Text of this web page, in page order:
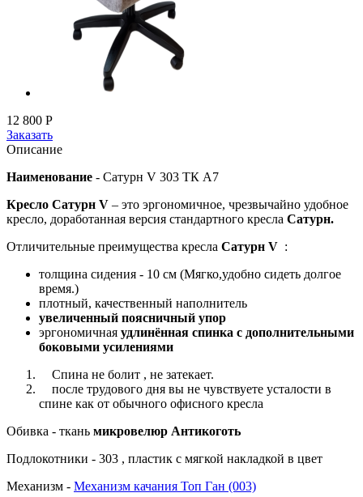
12 800 Р
Заказать
Описание
Наименование - Сатурн V 303 ТК А7
Кресло Сатурн V – это эргономичное, чрезвычайно удобное
кресло, доработанная версия стандартного кресла Сатурн.
Отличительные преимущества кресла Сатурн V :
толщина сидения - 10 см (Мягко,удобно сидеть долгое
время.)
плотный, качественный наполнитель
увеличенный поясничный упор
эргономичная удлинённая спинка с дополнительными
боковыми усилениями
Спина не болит , не затекает.
после трудового дня вы не чувствуете усталости в
спине как от обычного офисного кресла
Обивка - ткань микровелюр Антикоготь
Подлокотники - 303 , пластик с мягкой накладкой в цвет
Механизм - Механизм качания Топ Ган (003)